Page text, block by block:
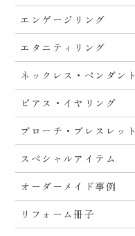
エンゲージリング
エタニティリング
ネックレス・ペンダント
ピアス・イヤリング
ブローチ・ブレスレット
スペシャルアイテム
オーダーメイド事例
リフォーム冊子